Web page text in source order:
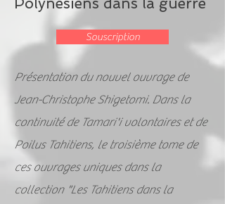
Souscription
Présentation du nouvel ouvrage de
Jean-Christophe Shigetomi. Dans la
continuité de Tamari'i volontaires et de
Poilus Tahitiens, le troisième tome de
ces ouvrages uniques dans la
collection "Les Tahitiens dans la